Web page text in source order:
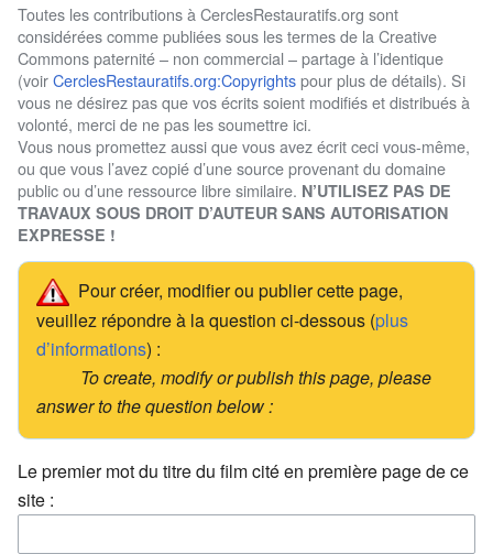
Toutes les contributions à CerclesRestauratifs.org sont
considérées comme publiées sous les termes de la Creative
Commons paternité – non commercial – partage à l’identique
(voirCerclesRestauratifs.org:Copyrightspour plus de détails). Si
vous ne désirez pas que vos écrits soient modifiés et distribués à
volonté, merci de ne pas les soumettre ici.
Vous nous promettez aussi que vous avez écrit ceci vous-même,
ou que vous l’avez copié d’une source provenant du domaine
public ou d’une ressource libre similaire. N’UTILISEZ PAS DE
TRAVAUX SOUS DROIT D’AUTEUR SANS AUTORISATION
EXPRESSE !
Pour créer, modifier ou publier cette page,
veuillez répondre à la question ci-dessous (plus
d’informations) :
To create, modify or publish this page, please
answer to the question below :
Le premier mot du titre du film cité en première page de ce
site :